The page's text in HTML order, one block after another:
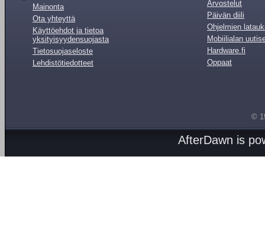
Mainonta
Ota yhteyttä
Käyttöehdot ja tietoa
yksityisyydensuojasta
Tietosuojaseloste
Lehdistötiedotteet
Arvostelut
Päivän diili
Ohjelmien
Mobiilialan
Hardware.fi
Oppaat
©
AfterDawn is